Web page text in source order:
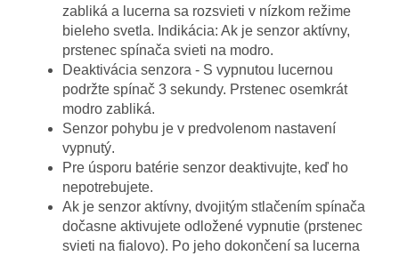
zabliká a lucerna sa rozsvieti v nízkom režime
bieleho svetla. Indikácia: Ak je senzor aktívny,
prstenec spínača svieti na modro.
Deaktivácia senzora - S vypnutou lucernou
podržte spínač 3 sekundy. Prstenec osemkrát
modro zabliká.
Senzor pohybu je v predvolenom nastavení
vypnutý.
Pre úsporu batérie senzor deaktivujte, keď ho
nepotrebujete.
Ak je senzor aktívny, dvojitým stlačením spínača
dočasne aktivujete odložené vypnutie (prstenec
svieti na fialovo). Po jeho dokončení sa lucerna